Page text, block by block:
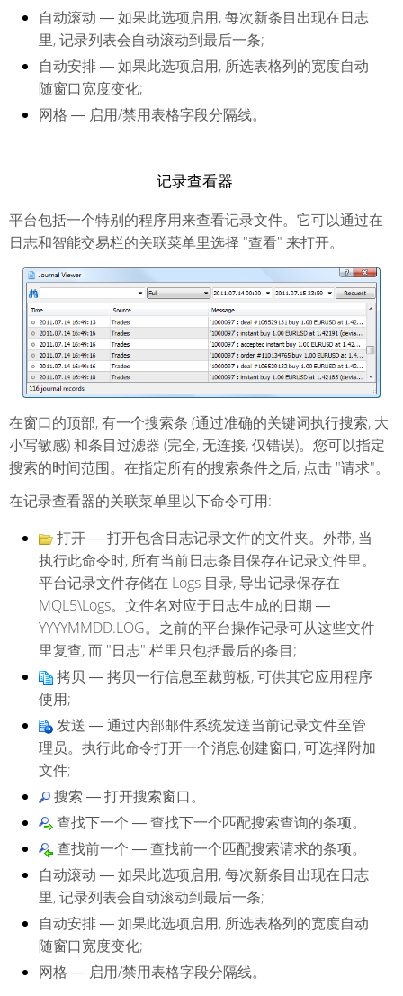
自动滚动 ― 如果此选项启用, 每次新条目出现在日志
里, 记录列表会自动滚动到最后一条;
自动安排― 如果此选项启用, 所选表格列的宽度自动
随窗口宽度变化;
网格 ― 启用/禁用表格字段分隔线。
记录查看器
平台包括一个特别的程序用来查看记录文件。它可以通过在
日志和智能交易栏的关联菜单里选择 "查看" 来打开。
在窗口的顶部, 有一个搜索条 (通过准确的关键词执行搜索, 大
小写敏感) 和条目过滤器 (完全, 无连接, 仅错误)。您可以指定
搜索的时间范围。在指定所有的搜索条件之后, 点击 "请求"。
在记录查看器的关联菜单里以下命令可用:
打开― 打开包含日志记录文件的文件夹。外带, 当
执行此命令时, 所有当前日志条目保存在记录文件里。
平台记录文件存储在 Logs 目录, 导出记录保存在
MQL5\Logs。文件名对应于日志生成的日期 ―
YYYYMMDD.LOG。之前的平台操作记录可从这些文件
里复查, 而 "日志" 栏里只包括最后的条目;
拷贝 ― 拷贝一行信息至裁剪板, 可供其它应用程序
使用;
发送 ― 通过内部邮件系统发送当前记录文件至管
理员。执行此命令打开一个消息创建窗口, 可选择附加
文件;
搜索 ― 打开搜索窗口。
查找下一个 ― 查找下一个匹配搜索查询的条项。
查找前一个 ― 查找前一个匹配搜索请求的条项。
自动滚动 ― 如果此选项启用, 每次新条目出现在日志
里, 记录列表会自动滚动到最后一条;
自动安排― 如果此选项启用, 所选表格列的宽度自动
随窗口宽度变化;
网格 ― 启用/禁用表格字段分隔线。